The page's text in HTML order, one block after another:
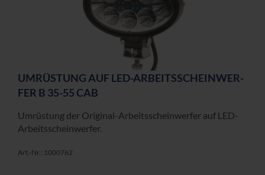
UM­RÜS­TUNG AUF LED-​AR­BEITS­SCHEIN­WER­
FER B 35-55 CAB
Um­rüs­tung der Original-​Arbeitsscheinwerfer auf LED-​
Arbeitsscheinwerfer.
Art.-Nr.: 1000762